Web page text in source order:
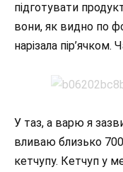
підготувати
вони, як видно по
нарізала пір’ячком.
У таз, а варю я
вливаю близько
кетчупу. Кетчуп у